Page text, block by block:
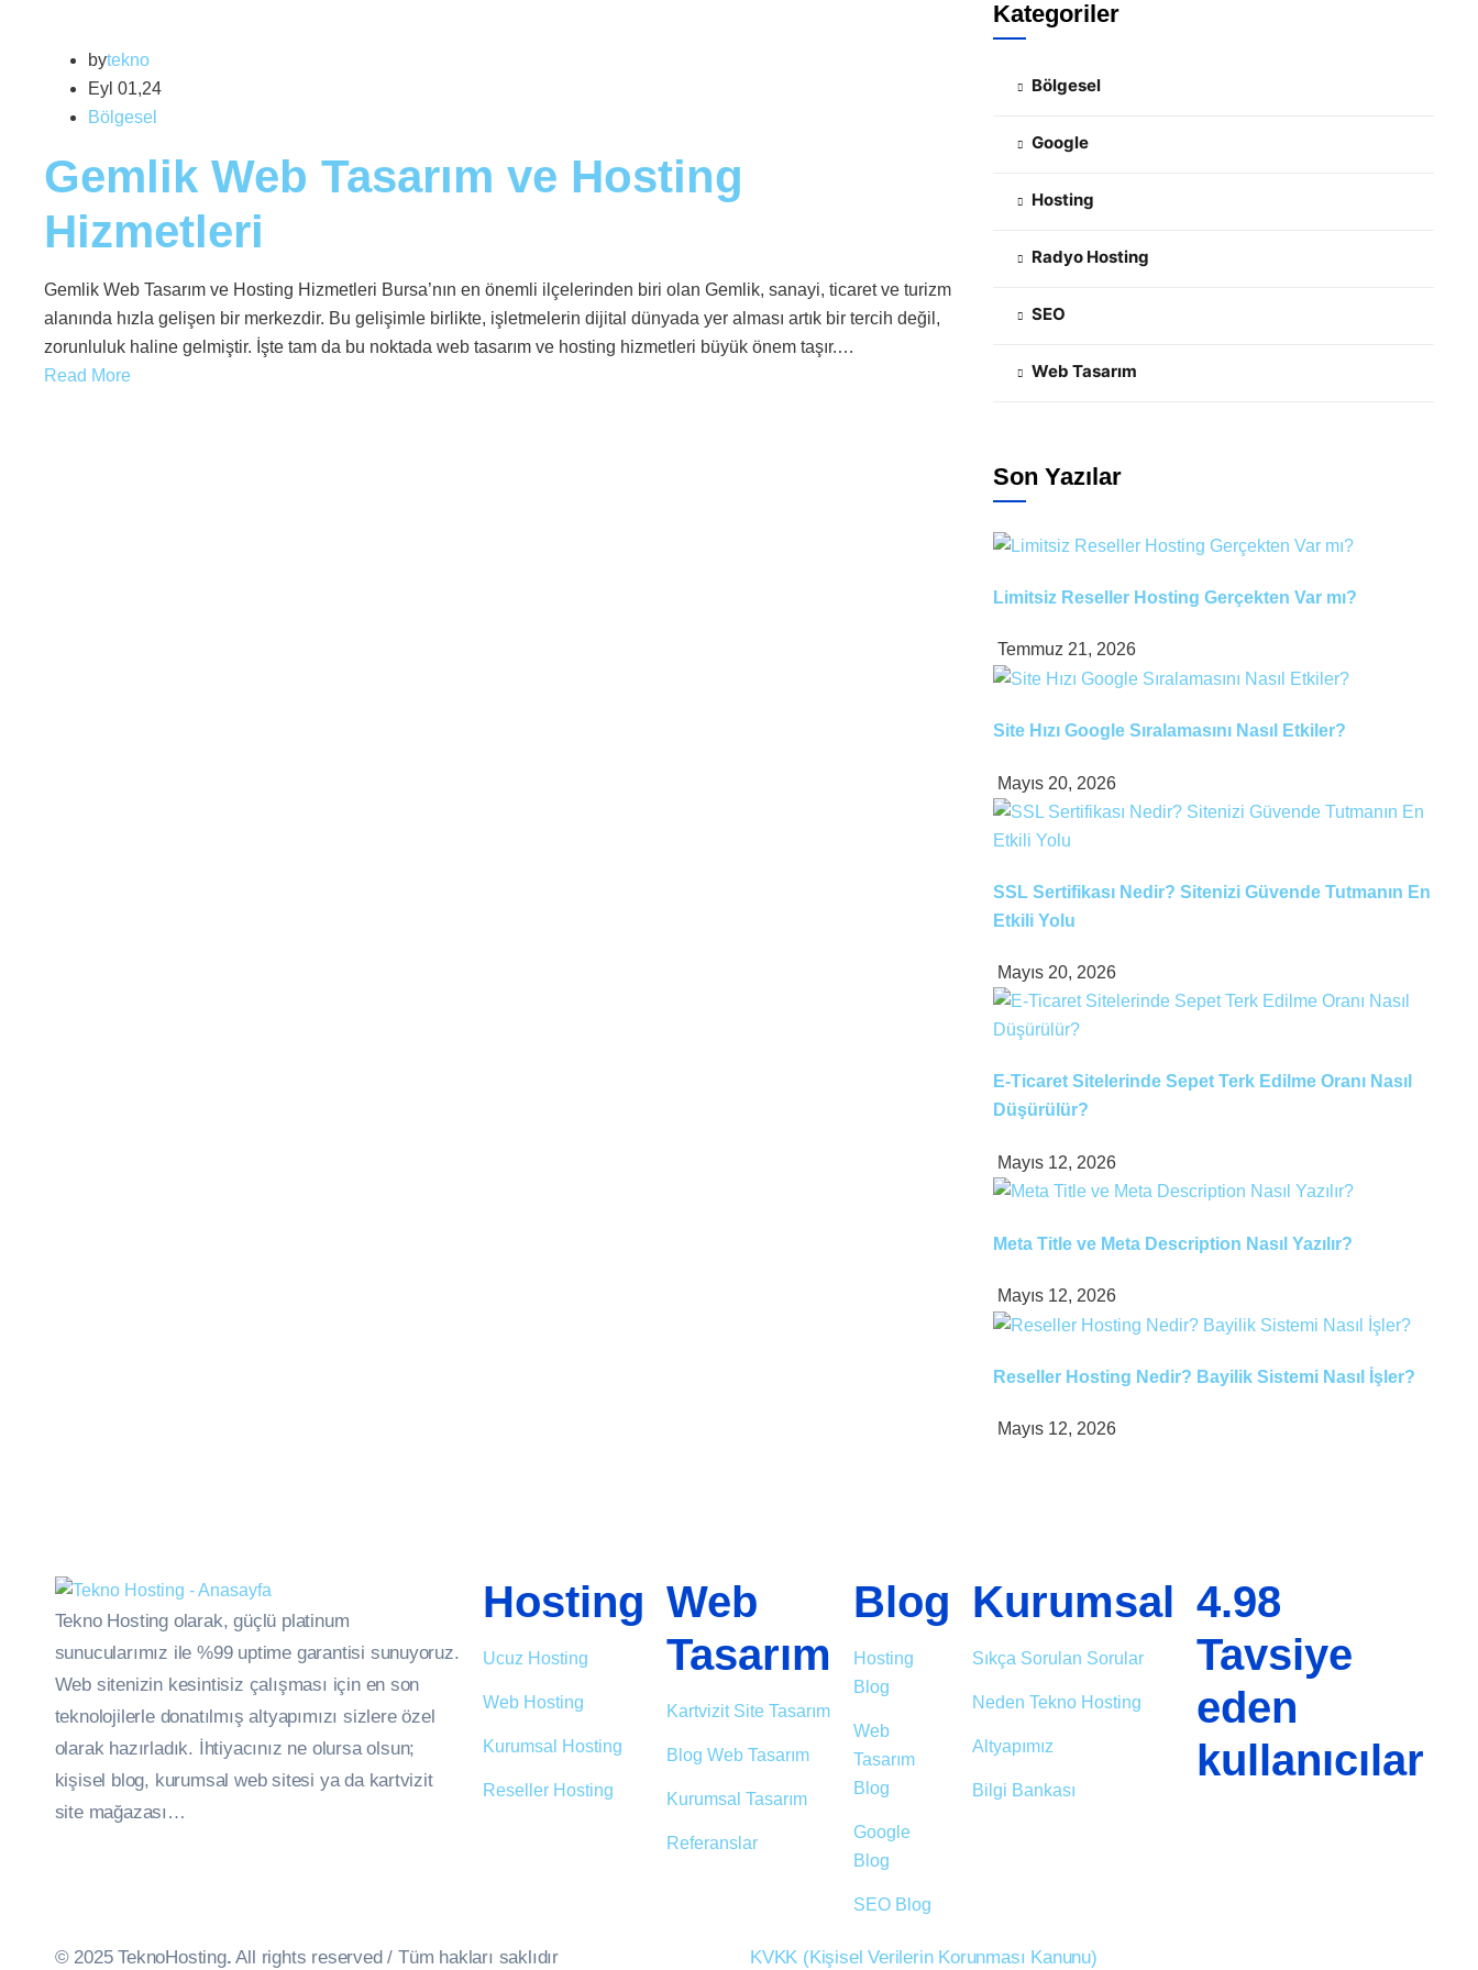
bytekno
Eyl 01,24
Bölgesel
Gemlik Web Tasarım ve Hosting
Hizmetleri
Gemlik Web Tasarım ve Hosting Hizmetleri Bursa’nın en önemli ilçelerinden biri olan Gemlik, sanayi, ticaret ve turizm
alanında hızla gelişen bir merkezdir. Bu gelişimle birlikte, işletmelerin dijital dünyada yer alması artık bir tercih değil,
zorunluluk haline gelmiştir. İşte tam da bu noktada web tasarım ve hosting hizmetleri büyük önem taşır.…
Read More
Kategoriler
Bölgesel
Google
Hosting
Radyo Hosting
SEO
Web Tasarım
Son Yazılar
Limitsiz Reseller Hosting Gerçekten Var mı?
Temmuz 21, 2026
Site Hızı Google Sıralamasını Nasıl Etkiler?
Mayıs 20, 2026
SSL Sertifikası Nedir? Sitenizi Güvende Tutmanın En
Etkili Yolu
Mayıs 20, 2026
E-Ticaret Sitelerinde Sepet Terk Edilme Oranı Nasıl
Düşürülür?
Mayıs 12, 2026
Meta Title ve Meta Description Nasıl Yazılır?
Mayıs 12, 2026
Reseller Hosting Nedir? Bayilik Sistemi Nasıl İşler?
Mayıs 12, 2026
Tekno Hosting olarak, güçlü platinum
sunucularımız ile %99 uptime garantisi sunuyoruz.
Web sitenizin kesintisiz çalışması için en son
teknolojilerle donatılmış altyapımızı sizlere özel
olarak hazırladık. İhtiyacınız ne olursa olsun;
kişisel blog, kurumsal web sitesi ya da kartvizit
site mağazası…
Hosting
Ucuz Hosting
Web Hosting
Kurumsal Hosting
Reseller Hosting
Web
Tasarım
Kartvizit Site Tasarım
Blog Web Tasarım
Kurumsal Tasarım
Referanslar
Blog
Hosting
Blog
Web
Tasarım
Blog
Google
Blog
SEO Blog
Kurumsal
Sıkça Sorulan Sorular
Neden Tekno Hosting
Altyapımız
Bilgi Bankası
4.98
Tavsiye
eden
kullanıcılar
© 2025 TeknoHosting. All rights reserved / Tüm hakları saklıdır KVKK (Kişisel Verilerin Korunması Kanunu)